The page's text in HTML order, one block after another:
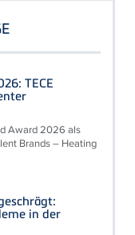
TECE
Award 2026 als
Brands – Heating
in der